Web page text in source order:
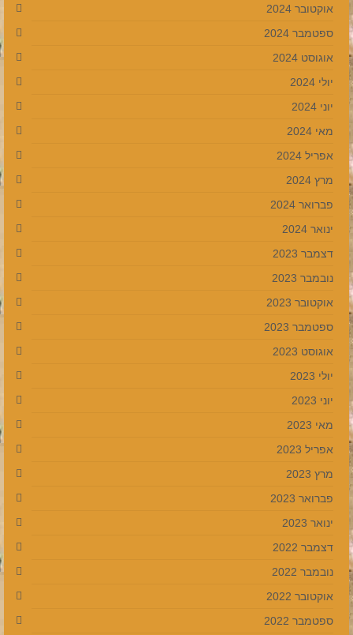
אוקטובר 2024
ספטמבר 2024
אוגוסט 2024
יולי 2024
יוני 2024
מאי 2024
אפריל 2024
מרץ 2024
פברואר 2024
ינואר 2024
דצמבר 2023
נובמבר 2023
אוקטובר 2023
ספטמבר 2023
אוגוסט 2023
יולי 2023
יוני 2023
מאי 2023
אפריל 2023
מרץ 2023
פברואר 2023
ינואר 2023
דצמבר 2022
נובמבר 2022
אוקטובר 2022
ספטמבר 2022